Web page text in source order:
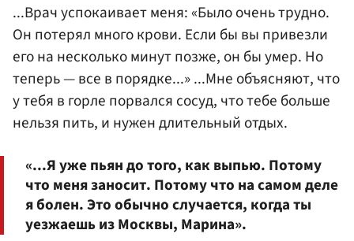
...Врач успокаивает меня: «Было очень трудно.
Он потерял много крови. Если бы вы привезли
его на несколько минут позже, он бы умер. Но
теперь — все в порядке...» ...Мне объясняют, что
у тебя в горле порвался сосуд, что тебе больше
нельзя пить, и нужен длительный отдых.
«...Я уже пьян до того, как выпью. Потому
что меня заносит. Потому что на самом деле
я болен. Это обычно случается, когда ты
уезжаешь из Москвы, Марина».